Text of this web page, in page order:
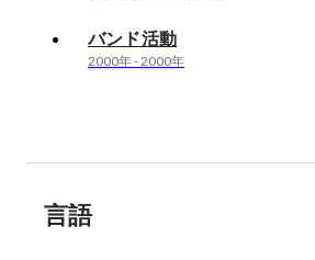
バンド活動
2000年-2000年
言語